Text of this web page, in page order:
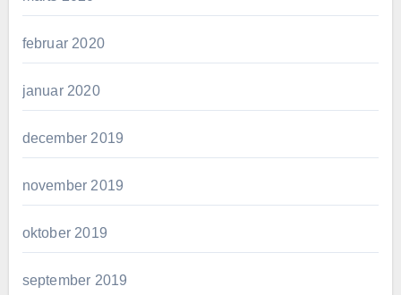
februar 2020
januar 2020
december 2019
november 2019
oktober 2019
september 2019